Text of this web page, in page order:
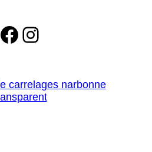
Facebook
Instagram